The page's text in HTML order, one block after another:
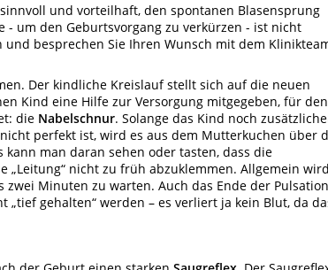
und vorteilhaft, den spontanen Blasensprung
um den Geburtsvorgang zu verkürzen - ist nicht
besprechen Sie Ihren Wunsch mit dem
Der kindliche Kreislauf stellt sich auf die neuen
Kind eine Hilfe zur Versorgung mitgegeben, für den
die Nabelschnur. Solange das Kind noch
perfekt ist, wird es aus dem Mutterkuchen über
man daran sehen oder tasten, dass die
„Leitung“ nicht zu früh abzuklemmen. Allgemein wird
Minuten zu warten. Auch das Ende der Pulsation
gehalten“ werden – es verliert ja kein Blut, da